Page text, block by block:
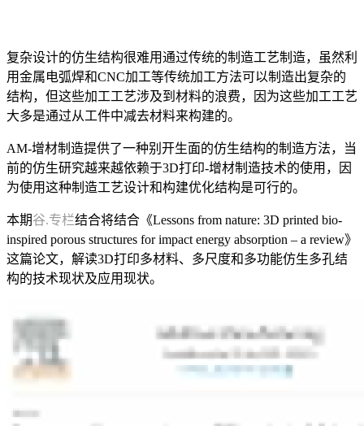
复杂设计的仿生结构很难用通过传统的制造工艺制造，虽然利
用金属电弧焊和CNC加工等传统加工方法可以制造出复杂的
结构，但这些加工工艺涉及到材料的浪费，因为这些加工工艺
大多是通过从工件中减去材料来构建的。
AM-增材制造提供了一种别开生面的仿生结构的制造方法，当
前的仿生研究越来越依赖于3D打印-增材制造技术的使用，因
为使用这种制造工艺设计和构建优化结构是可行的。
本期谷.专栏结合将结合《Lessons from nature: 3D printed bio-
inspired porous structures for impact energy absorption – a review》
这篇论文，解读3D打印多材料、多尺度和多功能仿生多孔结
构的技术现状及应用现状。